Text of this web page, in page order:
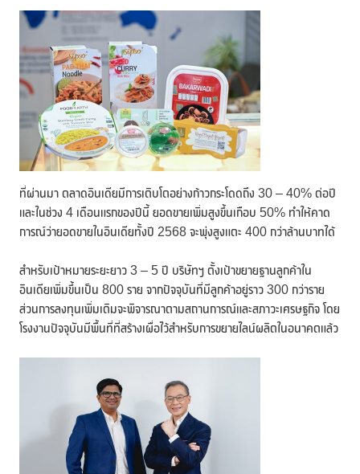
ที่ผ่านมา ตลาดอินเดียมีการเติบโตอย่างก้าวกระโดดถึง 30 – 40% ต่อปี
และในช่วง 4 เดือนแรกของปีนี้ ยอดขายเพิ่มสูงขึ้นเกือบ 50% ทำให้คาด
การณ์ว่ายอดขายในอินเดียทั้งปี 2568 จะพุ่งสูงแตะ 400 กว่าล้านบาทได้
สำหรับเป้าหมายระยะยาว 3 – 5 ปี บริษัทฯ ตั้งเป้าขยายฐานลูกค้าใน
อินเดียเพิ่มขึ้นเป็น 800 ราย จากปัจจุบันที่มีลูกค้าอยู่ราว 300 กว่าราย
ส่วนการลงทุนเพิ่มเติมจะพิจารณาตามสถานการณ์และสภาวะเศรษฐกิจ โดย
โรงงานปัจจุบันมีพื้นที่ที่สร้างเผื่อไว้สำหรับการขยายไลน์ผลิตในอนาคตแล้ว